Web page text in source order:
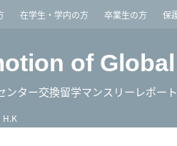
在学生・学内の方 卒業生の方 保
of
ンター交換留学マンスリーレポート